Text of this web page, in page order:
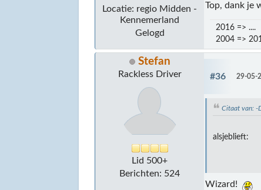
Locatie: regio Midden -
Kennemerland
Gelogd
Top, dank je
2016 =>
2004 =>
Stefan
Rackless Driver
Lid 500+
Berichten: 524
#36 29-05-
Citaat van:
alsjeblieft:
Wizard!